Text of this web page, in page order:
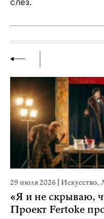
слез.
29 июля 2026 Искусство,
«Я и не скрываю,
Проект Fertoke